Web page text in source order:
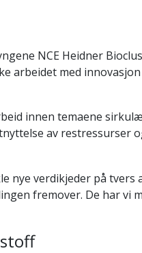
NCE Heidner
arbeidet med
innen temaene
av restressurser
nye verdikjeder på tvers
fremover. De har vi